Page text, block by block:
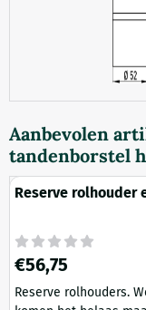
Aanbevolen
tandenborstel
Reserve rolhouder
Prijs: 56,75
€56,75
Reserve rolhouders. We